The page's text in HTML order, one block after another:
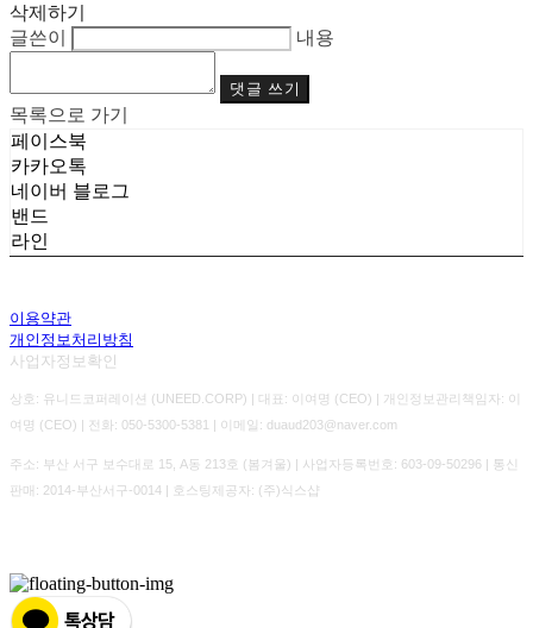
삭제하기
글쓴이
내용
댓글 쓰기
목록으로 가기
페이스북
카카오톡
네이버 블로그
밴드
라인
이용약관
개인정보처리방침
사업자정보확인
상호: 유니드코퍼레이션 (UNEED.CORP) | 대표: 이여명 (CEO) | 개인정보관리책임자: 이
여명 (CEO) | 전화: 050-5300-5381 | 이메일: duaud203@naver.com
주소: 부산 서구 보수대로 15, A동 213호 (봄겨울) | 사업자등록번호: 603-09-50296 | 통신
판매: 2014-부산서구-0014 | 호스팅제공자: (주)식스샵